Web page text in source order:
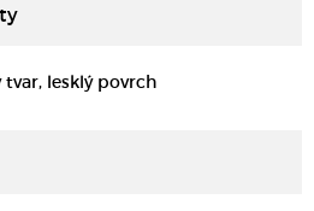
lesklý povrch